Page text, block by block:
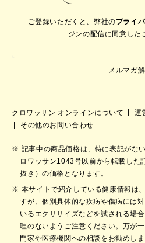
ご登録いただくと、弊社のプライ
ジンの配信に同意した
メルマガ
クロワッサン オンラインについて 運
その他のお問い合わせ
記事中の商品価格は、特に表記がな
ロワッサン1043号以前から転載した
抜き）の価格となります。
本サイトで紹介している健康情報は
すが、個別具体的な疾病や傷病には
いるエクササイズなどを試される場
理のないようご注意ください。万が
門家や医療機関への相談をお勧めしま